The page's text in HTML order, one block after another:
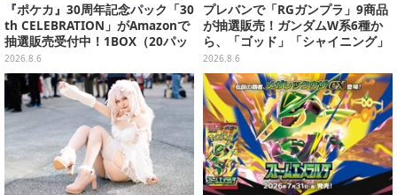
『ポケカ』30周年記念パック「30
th CELEBRATION」がAmazonで
抽選販売受付中！1BOX（20パッ
ク入り）
2026.8.6
プレバンで「RGガンプラ」9商品
が抽選販売！ガンダムW系6種か
ら、「ゴッド」「シャイニング」
まで
2026.8.6